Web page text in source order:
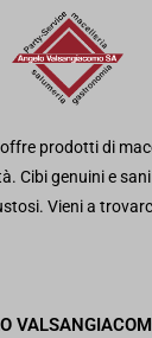
prodotti di
Cibi genuini e
Vieni a